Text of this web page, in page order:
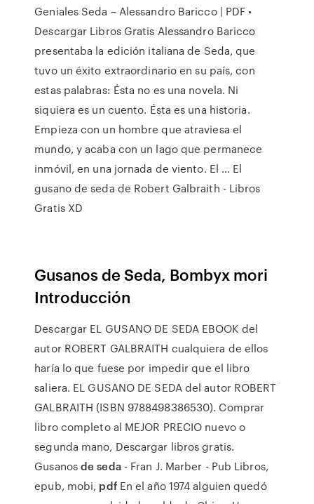
Geniales Seda – Alessandro Baricco | PDF •
Descargar Libros Gratis Alessandro Baricco
presentaba la edición italiana de Seda, que
tuvo un éxito extraordinario en su país, con
estas palabras: Ésta no es una novela. Ni
siquiera es un cuento. Ésta es una historia.
Empieza con un hombre que atraviesa el
mundo, y acaba con un lago que permanece
inmóvil, en una jornada de viento. El … El
gusano de seda de Robert Galbraith - Libros
Gratis XD
Gusanos de Seda, Bombyx mori
Introducción
Descargar EL GUSANO DE SEDA EBOOK del
autor ROBERT GALBRAITH cualquiera de ellos
haría lo que fuese por impedir que el libro
saliera. EL GUSANO DE SEDA del autor ROBERT
GALBRAITH (ISBN 9788498386530). Comprar
libro completo al MEJOR PRECIO nuevo o
segunda mano, Descargar libros gratis.
Gusanosde seda- Fran J. Marber - Pub Libros,
epub, mobi, pdfEn el año 1974 alguien quedó